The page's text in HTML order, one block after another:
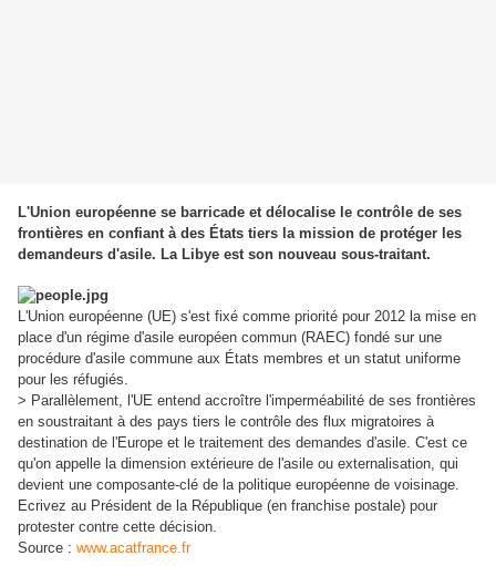
L'Union européenne se barricade et délocalise le contrôle de ses
frontières en confiant à des États tiers la mission de protéger les
demandeurs d'asile. La Libye est son nouveau sous-traitant.
L'Union européenne (UE) s'est fixé comme priorité pour 2012 la mise en
place d'un régime d'asile européen commun (RAEC) fondé sur une
procédure d'asile commune aux États membres et un statut uniforme
pour les réfugiés.
> Parallèlement, l'UE entend accroître l'imperméabilité de ses frontières
en soustraitant à des pays tiers le contrôle des flux migratoires à
destination de l'Europe et le traitement des demandes d'asile. C'est ce
qu'on appelle la dimension extérieure de l'asile ou externalisation, qui
devient une composante-clé de la politique européenne de voisinage.
Ecrivez au Président de la République (en franchise postale) pour
protester contre cette décision.
Source : www.acatfrance.fr